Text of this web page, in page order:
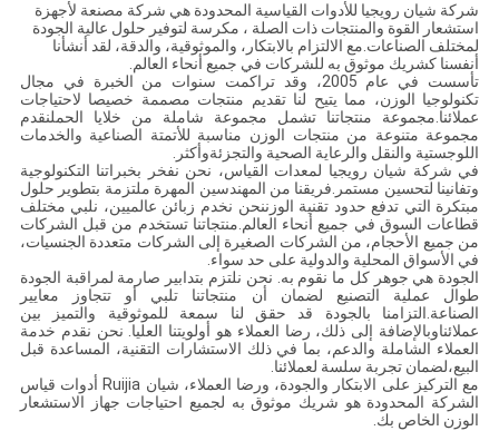
شركة شيان رويجيا للأدوات القياسية المحدودة هي شركة مصنعة لأجهزة
استشعار القوة والمنتجات ذات الصلة ، مكرسة لتوفير حلول عالية الجودة
لمختلف الصناعات.مع الالتزام بالابتكار، والموثوقية، والدقة، لقد أنشأنا
أنفسنا كشريك موثوق به للشركات في جميع أنحاء العالم.
تأسست في عام 2005، وقد تراكمت سنوات من الخبرة في مجال
تكنولوجيا الوزن، مما يتيح لنا تقديم منتجات مصممة خصيصا لاحتياجات
عملائنا.مجموعة منتجاتنا تشمل مجموعة شاملة من خلايا الحملنقدم
مجموعة متنوعة من منتجات الوزن مناسبة للأتمتة الصناعية والخدمات
اللوجستية والنقل والرعاية الصحية والتجزئةوأكثر.
في شركة شيان رويجيا لمعدات القياس، نحن نفخر بخبراتنا التكنولوجية
وتفانينا لتحسين مستمر.فريقنا من المهندسين المهرة ملتزمة بتطوير حلول
مبتكرة التي تدفع حدود تقنية الوزننحن نخدم زبائن عالميين، نلبي مختلف
قطاعات السوق في جميع أنحاء العالم.منتجاتنا تستخدم من قبل الشركات
من جميع الأحجام، من الشركات الصغيرة إلى الشركات متعددة الجنسيات،
في الأسواق المحلية والدولية على حد سواء.
الجودة هي جوهر كل ما نقوم به. نحن نلتزم بتدابير صارمة لمراقبة الجودة
طوال عملية التصنيع لضمان أن منتجاتنا تلبي أو تتجاوز معايير
الصناعة.التزامنا بالجودة قد حقق لنا سمعة للموثوقية والتميز بين
عملائناوبالإضافة إلى ذلك، رضا العملاء هو أولويتنا العليا. نحن نقدم خدمة
العملاء الشاملة والدعم، بما في ذلك الاستشارات التقنية، المساعدة قبل
البيع،لضمان تجربة سلسة لعملائنا.
مع التركيز على الابتكار والجودة، ورضا العملاء، شيان Ruijia أدوات قياس
الشركة المحدودة هو شريك موثوق به لجميع احتياجات جهاز الاستشعار
الوزن الخاص بك.